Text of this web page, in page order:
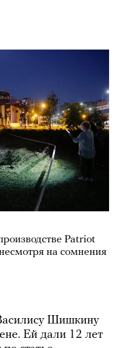
Patriot
на сомнения
Шишкину
Ей дали 12 лет